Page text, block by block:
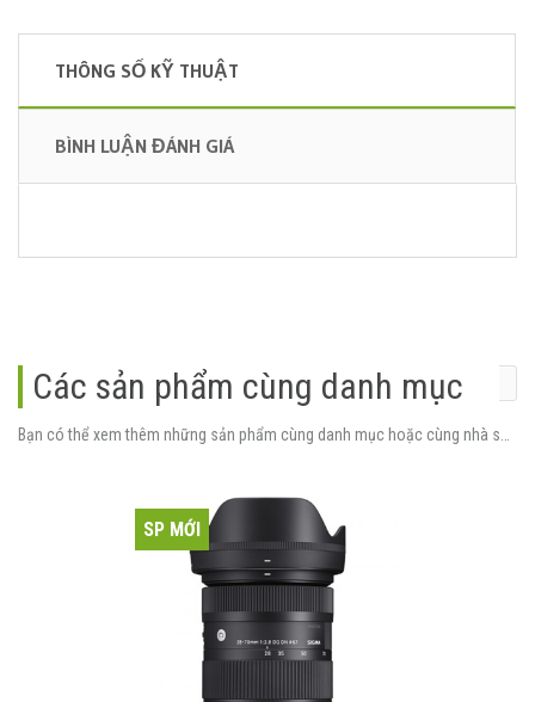
THÔNG SỐ KỸ THUẬT
BÌNH LUẬN ĐÁNH GIÁ
Các sản phẩm cùng danh mục
SP MỚI